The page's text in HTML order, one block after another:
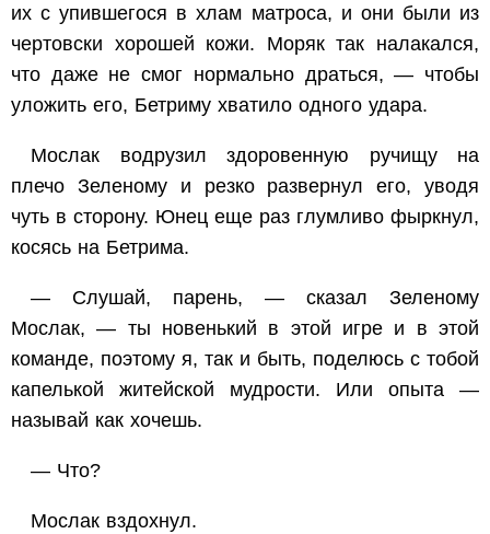
их с упившегося в хлам матроса, и они были из
чертовски хорошей кожи. Моряк так налакался,
что даже не смог нормально драться, — чтобы
уложить его, Бетриму хватило одного удара.
Мослак водрузил здоровенную ручищу на
плечо Зеленому и резко развернул его, уводя
чуть в сторону. Юнец еще раз глумливо фыркнул,
косясь на Бетрима.
— Слушай, парень, — сказал Зеленому
Мослак, — ты новенький в этой игре и в этой
команде, поэтому я, так и быть, поделюсь с тобой
капелькой житейской мудрости. Или опыта —
называй как хочешь.
— Что?
Мослак вздохнул.